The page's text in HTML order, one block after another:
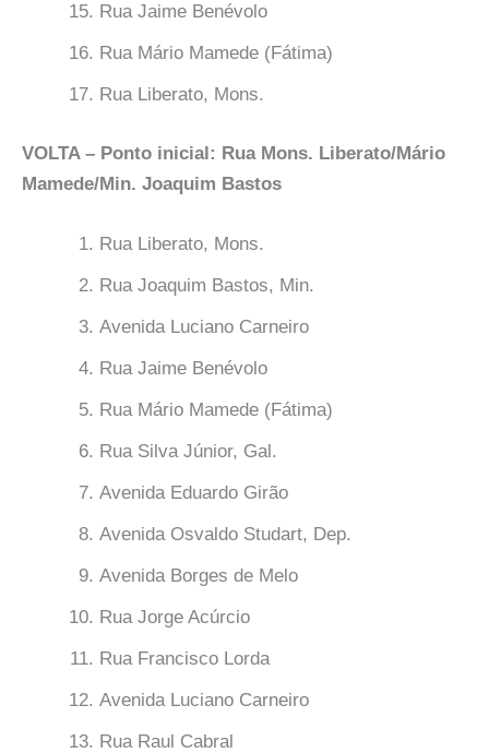
Rua Jaime Benévolo
Rua Mário Mamede (Fátima)
Rua Liberato, Mons.
VOLTA – Ponto inicial: Rua Mons. Liberato/Mário
Mamede/Min. Joaquim Bastos
Rua Liberato, Mons.
Rua Joaquim Bastos, Min.
Avenida Luciano Carneiro
Rua Jaime Benévolo
Rua Mário Mamede (Fátima)
Rua Silva Júnior, Gal.
Avenida Eduardo Girão
Avenida Osvaldo Studart, Dep.
Avenida Borges de Melo
Rua Jorge Acúrcio
Rua Francisco Lorda
Avenida Luciano Carneiro
Rua Raul Cabral